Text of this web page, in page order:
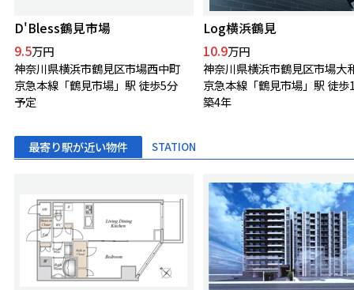
D'Bless鶴見市場
9.5万円
神奈川県横浜市鶴見区市場西中町
京急本線「鶴見市場」駅 徒歩5分
予定
Log横浜鶴見
10.9万円
神奈川県横浜市鶴見区市場大
京急本線「鶴見市場」駅 徒歩
築4年
最寄り駅が近い物件 STATION